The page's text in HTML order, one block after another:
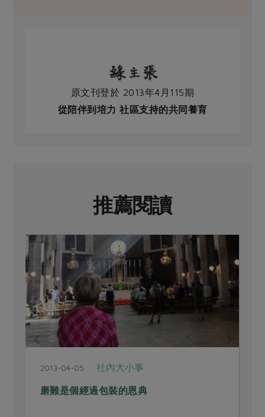
原文刊登於 2013年4月115期
從陪伴到培力 社區支持的共同養育
推薦閱讀
2013-04-05 社內大小事
磨難是個經過包裝的恩典